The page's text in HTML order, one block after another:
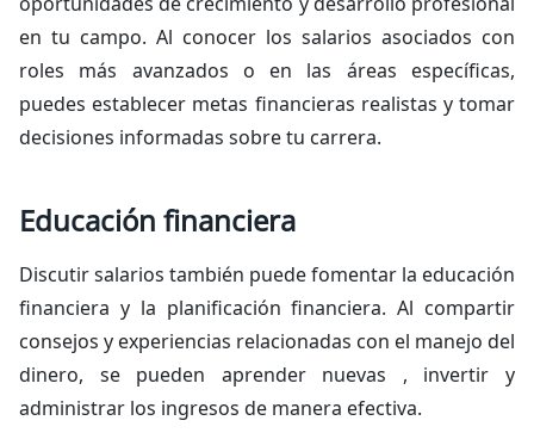
en tu campo. Al conocer los salarios asociados con
roles más avanzados o en las áreas específicas,
puedes establecer metas financieras realistas y tomar
decisiones informadas sobre tu carrera.
Educación financiera
Discutir salarios también puede fomentar la educación
financiera y la planificación financiera. Al compartir
consejos y experiencias relacionadas con el manejo del
dinero, se pueden aprender nuevas , invertir y
administrar los ingresos de manera efectiva.